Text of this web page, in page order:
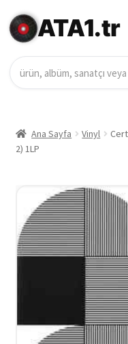
ATA1.tr
Ana Sayfa Vinyl
2) 1LP